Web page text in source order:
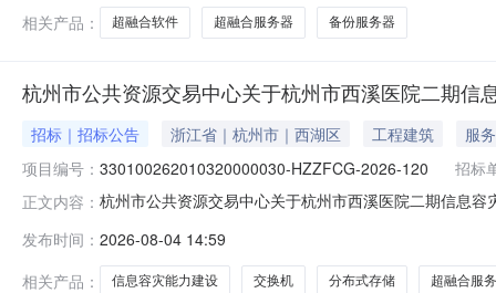
相关产品：
超融合软件 超融合服务器 备份服务器
杭州市公共资源交易中心关于杭州市西溪医院二期信
招标｜招标公告 浙江省｜杭州市｜西湖区 工程建筑
服务
项目编号： 330100262010320000030-HZZFCG-2026-120 招标
正文内容： 杭州市公共资源交易中心关于杭州市西溪医院二期信息
传）投标文件。一、项目基本情况项目编号：
发布时间： 2026-08-04 14:59
相关产品：
信息容灾能力建设 交换机 分布式存储 超融合服